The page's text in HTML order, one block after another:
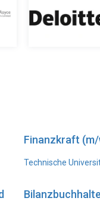
Finanzkraft
Technische